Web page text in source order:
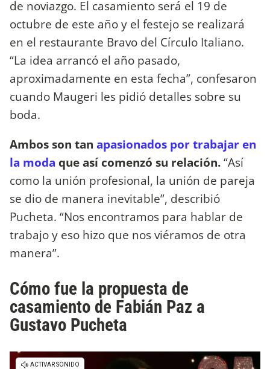
de noviazgo. El casamiento será el 19 de
octubre de este año y el festejo se realizará
en el restaurante Bravo del Círculo Italiano.
“La idea arrancó el año pasado,
aproximadamente en esta fecha”, confesaron
cuando Maugeri les pidió detalles sobre su
boda.
Ambos son tan apasionados por trabajar en
la moda que así comenzó su relación.“Así
como la unión profesional, la unión de pareja
se dio de manera inevitable”, describió
Pucheta. “Nos encontramos para hablar de
trabajo y eso hizo que nos viéramos de otra
manera”.
Cómo fue la propuesta de
casamiento de Fabián Paz a
Gustavo Pucheta